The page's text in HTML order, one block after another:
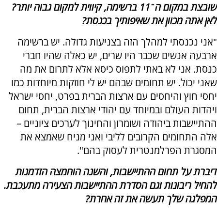
שובצת במקום ה־11 ברשימה, קיווית למקום גבוה יותר?
לאן אתה מכוון את שאיפותיך בכנסת?
"אני נכנסתי למהלך הזה בצניעות גדולה. יש ברשימה
ארבעה אנשים שכבר היו שרים, יש כאלה שהיו חברי
כנסת. אני לא באתי לתפוס כיסא אלא לתרום את מה
שאני יכול. יש תחומים שבהם יש לי חוזקות מיוחדות כמו
יחסי חוץ והיחסים עם ארצות הברית בפרט, יחסי ישראל
ויהדות העולם ובמיוחד עם יהודי ארצות הברית, תחום
ההתיישבות ביהודה ושומרון והחינוך לערכים ציוניים –
אלה התחומים הקרובים לליבי ואני מניח שאמצא את
המסגרת הפרלמנטרית לעסוק בהם".
דיברת על תחום ההתיישבות, והשנה הוחמצה הזדמנות
להחיל ריבונות וגם הסדרת ההתיישבות הצעירה מתעכבת.
המפלגה שלך תעשה את זה אחרת?